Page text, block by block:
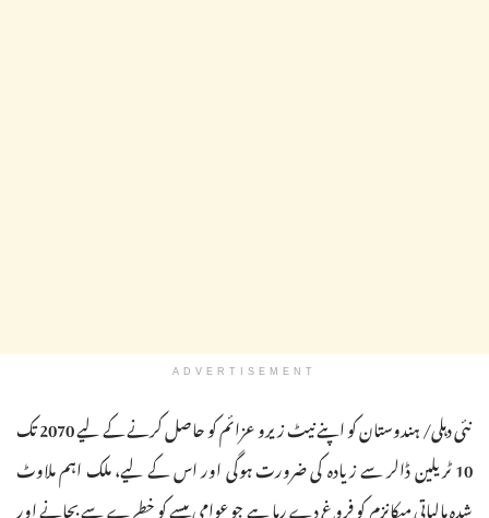
ADVERTISEMENT
نئی دہلی/ ہندوستان کو اپنے نیٹ زیرو عزائم کو حاصل کرنے کے لیے 2070 تک
10 ٹریلین ڈالر سے زیادہ کی ضرورت ہوگی اور اس کے لیے، ملک اہم ملاوٹ
شدہ مالیاتی میکانزم کو فروغ دے رہا ہے جو عوامی پیسے کو خطرے سے بچانے اور